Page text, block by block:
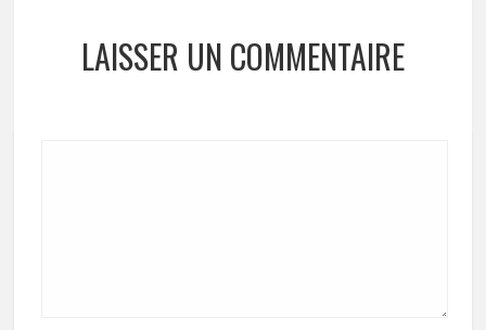
LAISSER UN COMMENTAIRE